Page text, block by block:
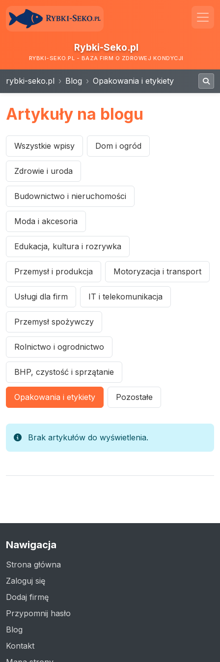
Rybki-Seko.pl
RYBKI-SEKO.PL - BAZA FIRM O ZDROWEJ KONDYCJI
rybki-seko.pl Blog Opakowania i etykiety
Artykuły na blogu
Wszystkie wpisy Dom i ogród
Zdrowie i uroda
Budownictwo i nieruchomości
Moda i akcesoria
Edukacja, kultura i rozrywka
Przemysł i produkcja Motoryzacja i transport
Usługi dla firm IT i telekomunikacja
Przemysł spożywczy
Rolnictwo i ogrodnictwo
BHP, czystość i sprzątanie
Opakowania i etykiety Pozostałe
Brak artykułów do wyświetlenia.
Nawigacja
Strona główna
Zaloguj się
Dodaj firmę
Przypomnij hasło
Blog
Kontakt